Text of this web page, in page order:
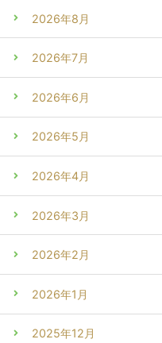
2026年8月
2026年7月
2026年6月
2026年5月
2026年4月
2026年3月
2026年2月
2026年1月
2025年12月